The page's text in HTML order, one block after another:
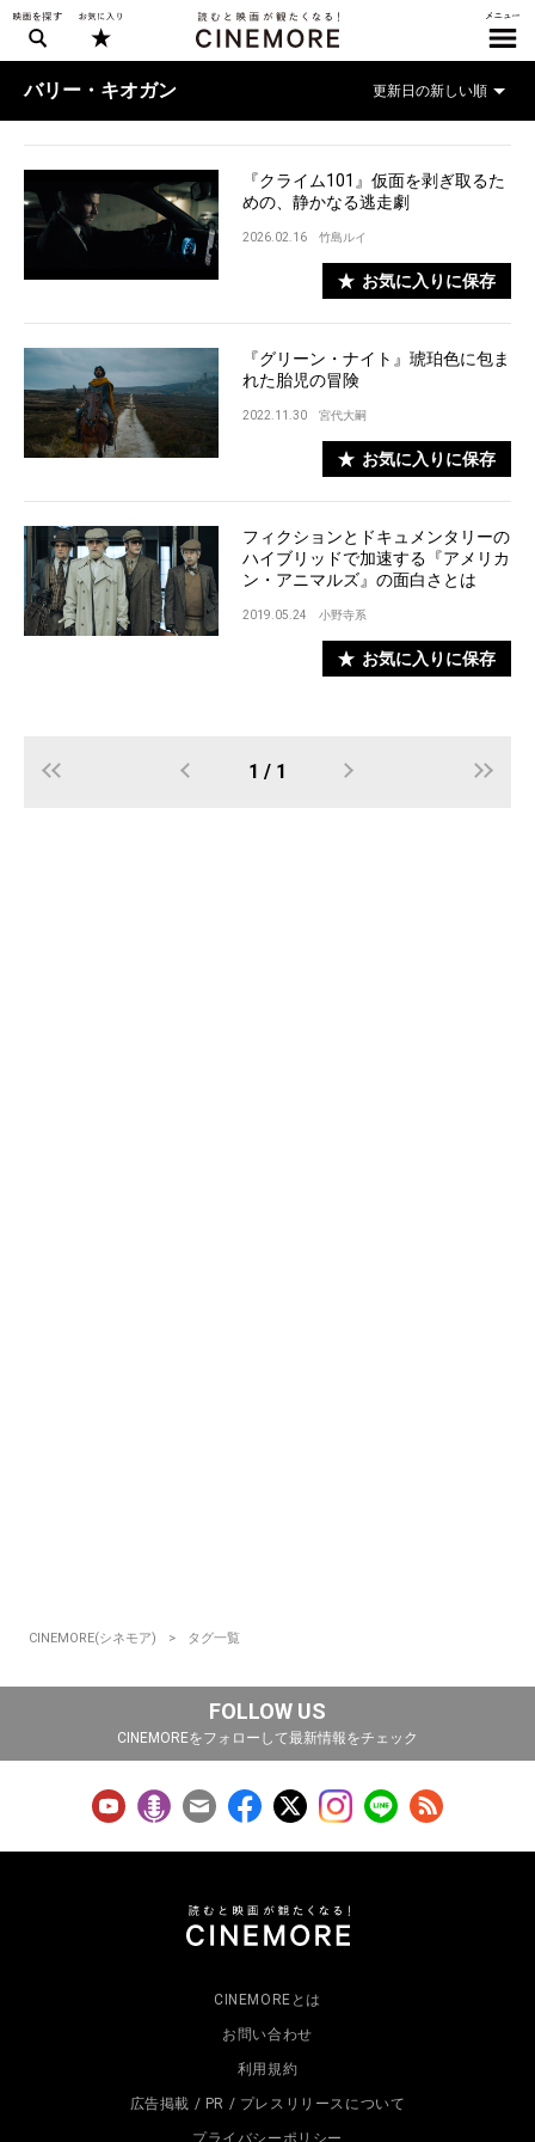
バリー・キオガン
『クライム101』仮面を剥ぎ取るた
めの、静かなる逃走劇
2026.02.16 竹島ルイ
お気に入りに保存
『グリーン・ナイト』琥珀色に包ま
れた胎児の冒険
2022.11.30 宮代大嗣
お気に入りに保存
フィクションとドキュメンタリーの
ハイブリッドで加速する『アメリカ
ン・アニマルズ』の面白さとは
2019.05.24 小野寺系
お気に入りに保存
1 / 1
CINEMORE(シネモア) タグ一覧
FOLLOW US
CINEMOREをフォローして最新情報をチェック
CINEMOREとは
お問い合わせ
利用規約
広告掲載 / PR / プレスリリースについて
プライバシーポリシー